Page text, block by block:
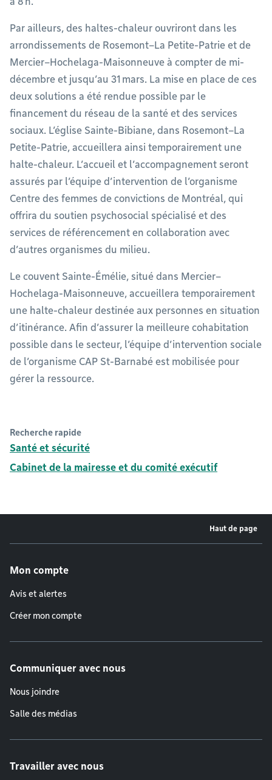
Par ailleurs, des haltes-chaleur ouvriront dans les
arrondissements de Rosemont–La Petite-Patrie et de
Mercier–Hochelaga-Maisonneuve à compter de mi-
décembre et jusqu’au 31 mars. La mise en place de ces
deux solutions a été rendue possible par le
financement du réseau de la santé et des services
sociaux. L’église Sainte-Bibiane, dans Rosemont–La
Petite-Patrie, accueillera ainsi temporairement une
halte-chaleur. L’accueil et l’accompagnement seront
assurés par l’équipe d’intervention de l’organisme
Centre des femmes de convictions de Montréal, qui
offrira du soutien psychosocial spécialisé et des
services de référencement en collaboration avec
d’autres organismes du milieu.
Le couvent Sainte-Émélie, situé dans Mercier–
Hochelaga-Maisonneuve, accueillera temporairement
une halte-chaleur destinée aux personnes en situation
d’itinérance. Afin d’assurer la meilleure cohabitation
possible dans le secteur, l’équipe d’intervention sociale
de l’organisme CAP St-Barnabé est mobilisée pour
gérer la ressource.
Recherche rapide
Santé et sécurité
Cabinet de la mairesse et du comité exécutif
Haut de page
Mon compte
Avis et alertes
Créer mon compte
Communiquer avec nous
Nous joindre
Salle des médias
Travailler avec nous